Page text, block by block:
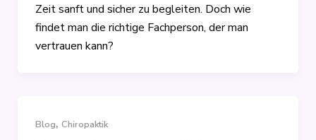
Zeit sanft und sicher zu begleiten. Doch wie
findet man die richtige Fachperson, der man
vertrauen kann?
Blog, Chiropaktik